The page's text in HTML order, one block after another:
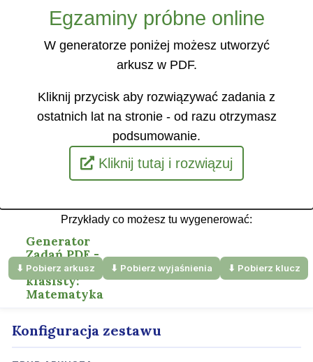
Egzaminy próbne online
W generatorze poniżej możesz utworzyć
arkusz w PDF.
Kliknij przycisk aby rozwiązywać zadania z
ostatnich lat na stronie - od razu otrzymasz
podsumowanie.
Kliknij tutaj i rozwiązuj
Przykłady co możesz tu wygenerować: